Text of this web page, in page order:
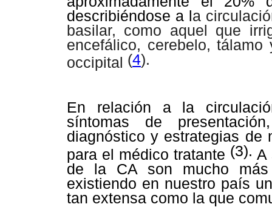
describiéndose a la
basilar, como aquel que
encefálico, cerebelo,
occipital (4).
En relación a la
síntomas de
diagnóstico y estrategias de
para el médico tratante (3). A
de la CA son mucho
existiendo en nuestro país
tan extensa como la que